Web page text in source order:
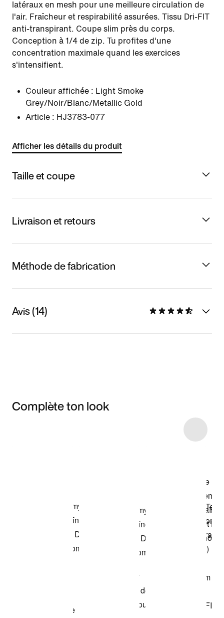
latéraux en mesh pour une meilleure circulation de
l'air. Fraîcheur et respirabilité assurées. Tissu Dri-FIT
anti-transpirant. Coupe slim près du corps.
Conception à 1/4 de zip. Tu profites d'une
concentration maximale quand les exercices
s'intensifient.
Couleur affichée : Light Smoke
Grey/Noir/Blanc/Metallic Gold
Article : HJ3783-077
Afficher les détails du produit
Taille et coupe
Livraison et retours
Méthode de fabrication
Avis (14)
Complète ton look